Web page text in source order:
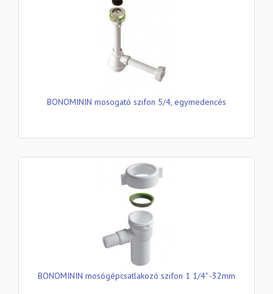
BONOMININ mosogató szifon 5/4, egymedencés
BONOMININ mosógépcsatlakozó szifon 1 1/4" -32mm